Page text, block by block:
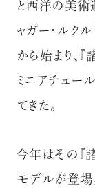
と西洋の美術
ャガー・ルク
から始まり、
ミニアチュー
てきた。
今年はその『
モデルが登場